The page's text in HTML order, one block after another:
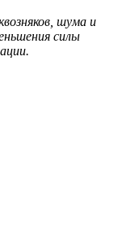
шума и
силы